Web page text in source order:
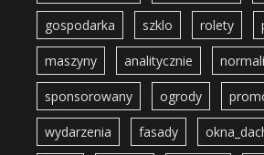
gospodarka szklo rolety
maszyny analitycznie
sponsorowany ogrody
wydarzenia fasady